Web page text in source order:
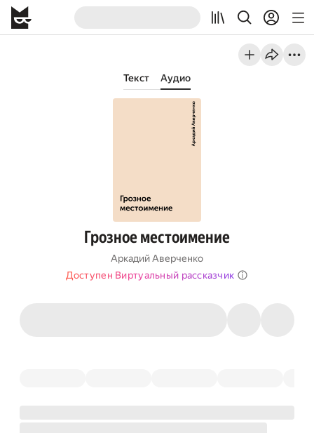
Текст Аудио
Грозное местоимение
Аркадий Аверченко
Доступен Виртуальный рассказчик